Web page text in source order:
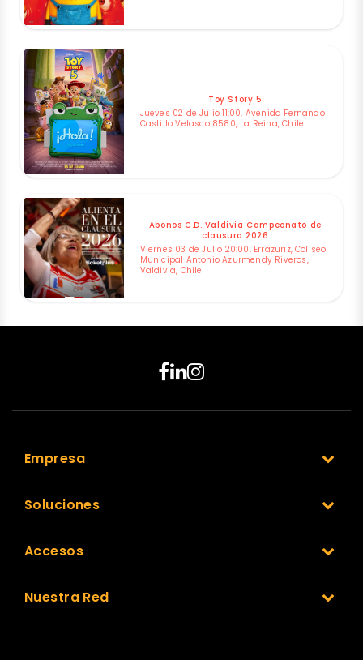
Toy Story 5
Jueves 02 de Julio 11:00, Avenida Fernando
Castillo Velasco 8580, La Reina, Chile
Abonos C.D. Valdivia Campeonato de
clausura 2026
Viernes 03 de Julio 20:00, Errázuriz, Coliseo
Municipal Antonio Azurmendy Riveros,
Valdivia, Chile
Empresa
Soluciones
Accesos
Nuestra Red